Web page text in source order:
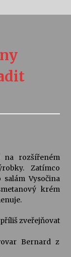
Stávám se
Kolchoz a
na rozšířeném
Zatímco
Vysočina
krém
zveřejňovat
Bernard z